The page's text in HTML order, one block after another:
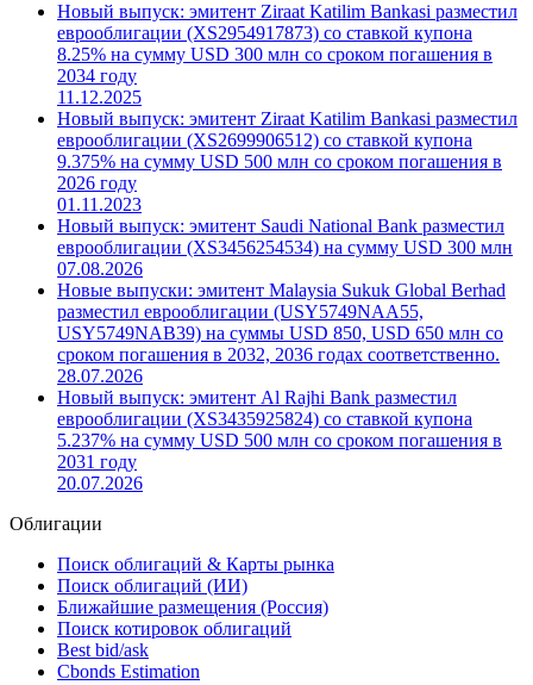
Новый выпуск: эмитент Ziraat Katilim Bankasi разместил
еврооблигации (XS2954917873) со ставкой купона
8.25% на сумму USD 300 млн со сроком погашения в
2034 году
11.12.2025
Новый выпуск: эмитент Ziraat Katilim Bankasi разместил
еврооблигации (XS2699906512) со ставкой купона
9.375% на сумму USD 500 млн со сроком погашения в
2026 году
01.11.2023
Новый выпуск: эмитент Saudi National Bank разместил
еврооблигации (XS3456254534) на сумму USD 300 млн
07.08.2026
Новые выпуски: эмитент Malaysia Sukuk Global Berhad
разместил еврооблигации (USY5749NAA55,
USY5749NAB39) на суммы USD 850, USD 650 млн со
сроком погашения в 2032, 2036 годах соответственно.
28.07.2026
Новый выпуск: эмитент Al Rajhi Bank разместил
еврооблигации (XS3435925824) со ставкой купона
5.237% на сумму USD 500 млн со сроком погашения в
2031 году
20.07.2026
Облигации
Поиск облигаций & Карты рынка
Поиск облигаций (ИИ)
Ближайшие размещения (Россия)
Поиск котировок облигаций
Best bid/ask
Cbonds Estimation